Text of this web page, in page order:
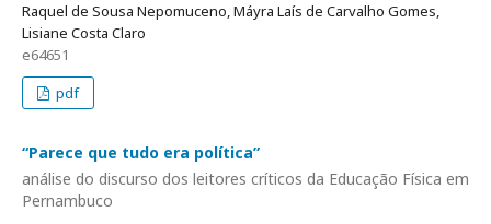
Raquel de Sousa Nepomuceno, Máyra Laís de Carvalho Gomes,
Lisiane Costa Claro
e64651
pdf
“Parece que tudo era política”
análise do discurso dos leitores críticos da Educação Física em
Pernambuco